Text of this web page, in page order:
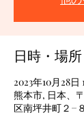
日時・場所
2023年10月28日
熊本市, 日本、
区南坪井町２−８